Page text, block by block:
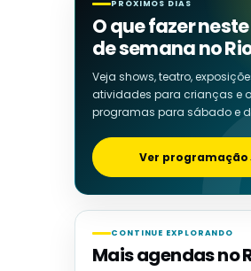
PRÓXIMOS DIAS
O que fazer
de semana no
Veja shows, teatro,
atividades para crianças e
programas para sábado e
Ver programação
CONTINUE EXPLORANDO
Mais agendas no